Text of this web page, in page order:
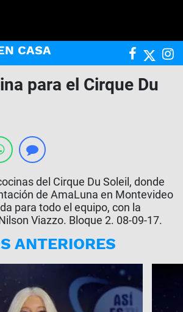
CASA
para el Cirque Du
del Cirque Du Soleil, donde
de AmaLuna en Montevideo
para todo el equipo, con la
Viazzo. Bloque 2. 08-09-17.
ANTERIORES